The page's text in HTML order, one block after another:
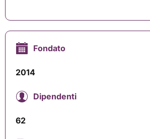
Fondato
2014
Dipendenti
62